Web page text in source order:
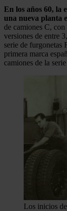
En los años 60, la
una nueva planta
de camiones C,
versiones de entre
serie de
primera marca
camiones de la
Los inicios